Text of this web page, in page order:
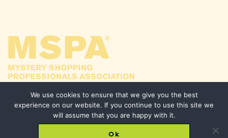
We use cookies to ensure that we give you the best
experience on our website. If you continue to use this site we
will assume that you are happy with it.
Ok